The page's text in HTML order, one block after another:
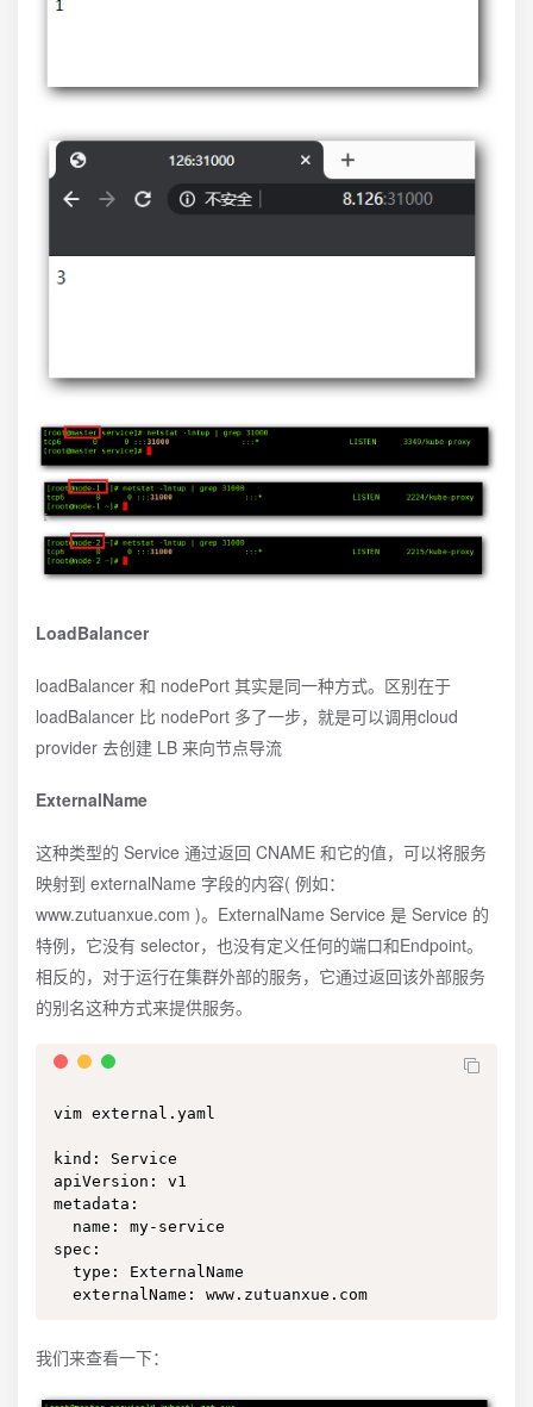
LoadBalancer
loadBalancer 和 nodePort 其实是同一种方式。区别在于
loadBalancer 比 nodePort 多了一步，就是可以调用cloud
provider 去创建 LB 来向节点导流
ExternalName
这种类型的 Service 通过返回 CNAME 和它的值，可以将服务
映射到 externalName 字段的内容( 例如：
www.zutuanxue.com )。ExternalName Service 是 Service 的
特例，它没有 selector，也没有定义任何的端口和Endpoint。
相反的，对于运行在集群外部的服务，它通过返回该外部服务
的别名这种方式来提供服务。
vim external.yaml
kind: Service
apiVersion: v1
metadata:
  name: my-service
spec:
  type: ExternalName
  externalName: www.zutuanxue.com
我们来查看一下：